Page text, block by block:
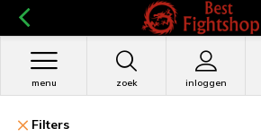
zoek inloggen
menu
Filters